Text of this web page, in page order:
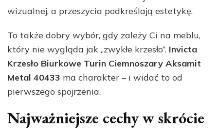
wizualnej, a przeszycia podkreślają estetykę.
To także dobry wybór, gdy zależy Ci na meblu,
który nie wygląda jak „zwykłe krzesło”. Invicta
Krzesło Biurkowe Turin Ciemnoszary Aksamit
Metal 40433 ma charakter – i widać to od
pierwszego spojrzenia.
Najważniejsze cechy w skrócie